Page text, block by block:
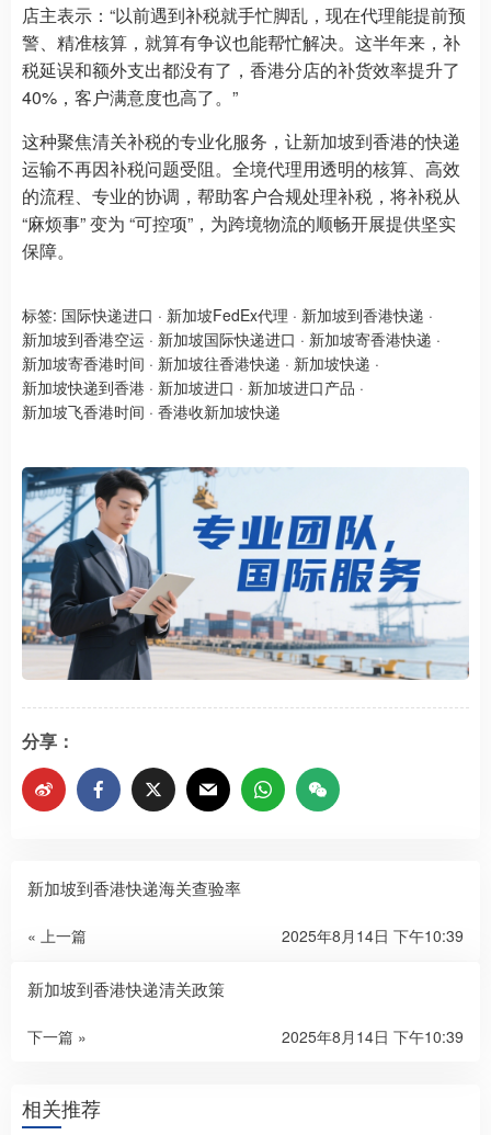
店主表示：“以前遇到补税就手忙脚乱，现在代理能提前预
警、精准核算，就算有争议也能帮忙解决。这半年来，补
税延误和额外支出都没有了，香港分店的补货效率提升了
40%，客户满意度也高了。”
这种聚焦清关补税的专业化服务，让新加坡到香港的快递
运输不再因补税问题受阻。全境代理用透明的核算、高效
的流程、专业的协调，帮助客户合规处理补税，将补税从
“麻烦事” 变为 “可控项”，为跨境物流的顺畅开展提供坚实
保障。
标签: 国际快递进口 · 新加坡FedEx代理 · 新加坡到香港快递 ·
新加坡到香港空运 · 新加坡国际快递进口 · 新加坡寄香港快递 ·
新加坡寄香港时间 · 新加坡往香港快递 · 新加坡快递 ·
新加坡快递到香港 · 新加坡进口 · 新加坡进口产品 ·
新加坡飞香港时间 · 香港收新加坡快递
分享：
新加坡到香港快递海关查验率
« 上一篇 2025年8月14日 下午10:39
新加坡到香港快递清关政策
下一篇 » 2025年8月14日 下午10:39
相关推荐